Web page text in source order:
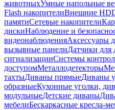
животныхУмные напольные
Flash накопителиВнешние
памятиСетевые накопители
дискиНаблюдение и
видеонаблюденияАксессуары
вызывные панелиДатчики для
сигнализацииСистемы
доступомМеталлодетекторы
тахтыДиваны прямыеДиваны
образныеКухонные уголки,
модульныеДетские диваны
мебелиБескаркасные кресла-